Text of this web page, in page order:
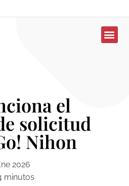
el
solicitud
Nihon
2026
minutos